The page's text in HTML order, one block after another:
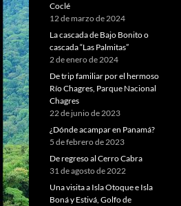
Coclé
12 de marzo de 2024
La cascada de Bajo Bonito o
cascada “Las Palmitas”
2 de enero de 2024
De trip familiar por el hermoso
Río Chagres, Parque Nacional
Chagres
22 de junio de 2023
¿Dónde acampar en Panamá?
5 de febrero de 2023
De regreso al Cerro Cabra
31 de agosto de 2022
Una visita a Isla Otoque e Isla
Boná y Estivá, Golfo de